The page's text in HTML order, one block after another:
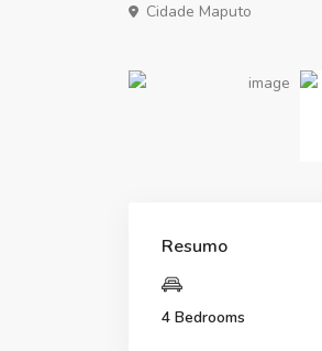
Cidade Maputo
Resumo
4 Bedrooms